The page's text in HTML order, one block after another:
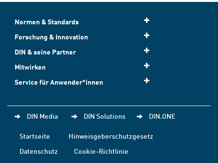
Normen & Standards
Forschung & Innovation
DIN & seine Partner
Mitwirken
Service für Anwender*innen
DIN Media DIN Solutions DIN.ONE
Startseite
Hinweisgeberschutzgesetz
Datenschutz
Cookie-Richtlinie